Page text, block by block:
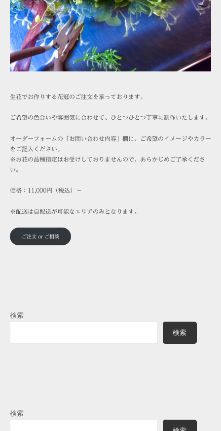
生花でお作りする花冠のご注文を承っております。
ご希望の色合いや雰囲気に合わせて、ひとつひとつ丁寧に制作いたします。
オーダーフォームの「お問い合わせ内容」欄に、ご希望のイメージやカラー
をご記入ください。
※お花の品種指定はお受けしておりませんので、あらかじめご了承くださ
い。
価格：11,000円（税込）〜
※配送は自配送が可能なエリアのみとなります。
ご注文 or ご相談
検索
検索
検索